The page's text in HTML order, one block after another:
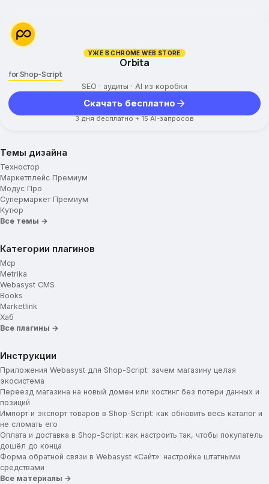
УЖЕ В CHROME WEB STORE
Orbita
for Shop-Script
SEO · аудиты · AI из коробки
Скачать бесплатно
3 дня бесплатно + 15 AI-запросов
Темы дизайна
Техностор
Маркетплейс Премиум
Модус Про
Супермаркет Премиум
Кутюр
Все темы →
Категории плагинов
Mcp
Metrika
Webasyst CMS
Books
Marketlink
Хаб
Все плагины →
Инструкции
Приложения Webasyst для Shop-Script: зачем магазину целая
экосистема
Переезд магазина на новый домен или хостинг без потери данных и
позиций
Импорт и экспорт товаров в Shop-Script: как обновить весь каталог и
не сломать его
Оплата и доставка в Shop-Script: как настроить так, чтобы покупатель
дошёл до конца
Форма обратной связи в Webasyst «Сайт»: настройка штатными
средствами
Все материалы →